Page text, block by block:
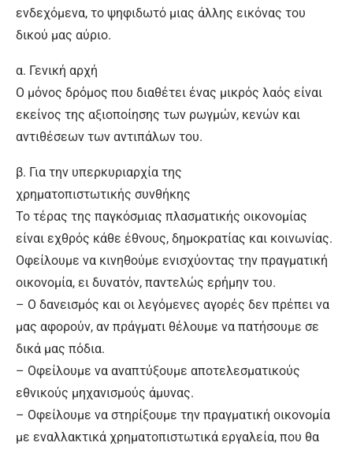
ενδεχόμενα, το ψηφιδωτό μιας άλλης εικόνας του
δικού μας αύριο.
α. Γενική αρχή
Ο μόνος δρόμος που διαθέτει ένας μικρός λαός είναι
εκείνος της αξιοποίησης των ρωγμών, κενών και
αντιθέσεων των αντιπάλων του.
β. Για την υπερκυριαρχία της
χρηματοπιστωτικής συνθήκης
Το τέρας της παγκόσμιας πλασματικής οικονομίας
είναι εχθρός κάθε έθνους, δημοκρατίας και κοινωνίας.
Οφείλουμε να κινηθούμε ενισχύοντας την πραγματική
οικονομία, ει δυνατόν, παντελώς ερήμην του.
– Ο δανεισμός και οι λεγόμενες αγορές δεν πρέπει να
μας αφορούν, αν πράγματι θέλουμε να πατήσουμε σε
δικά μας πόδια.
– Οφείλουμε να αναπτύξουμε αποτελεσματικούς
εθνικούς μηχανισμούς άμυνας.
– Οφείλουμε να στηρίξουμε την πραγματική οικονομία
με εναλλακτικά χρηματοπιστωτικά εργαλεία, που θα